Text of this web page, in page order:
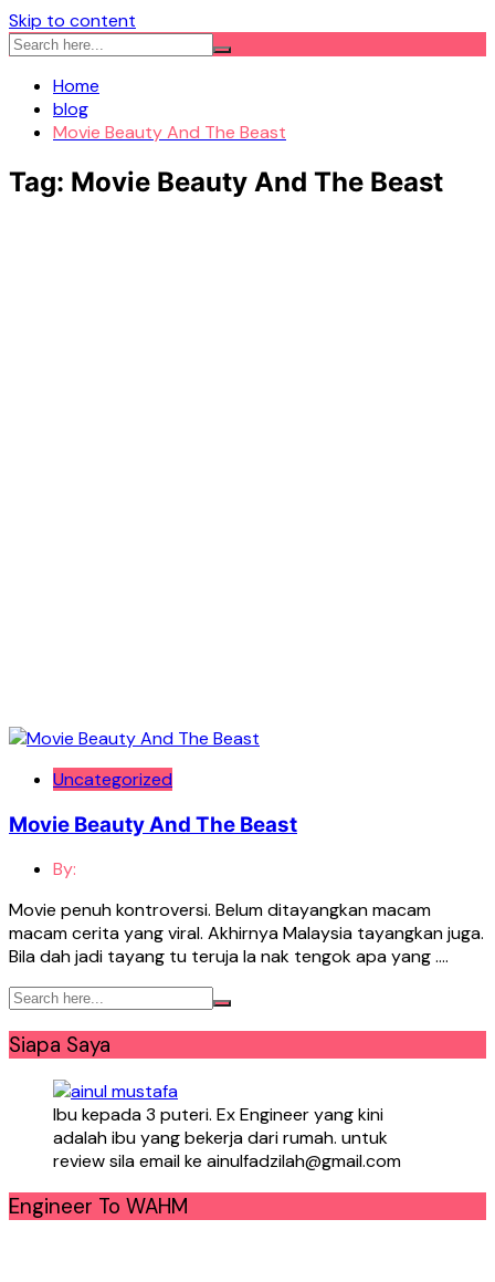
Skip to content
Home
blog
Movie Beauty And The Beast
Tag: Movie Beauty And The Beast
Uncategorized
Movie Beauty And The Beast
By:
Movie penuh kontroversi. Belum ditayangkan macam
macam cerita yang viral. Akhirnya Malaysia tayangkan juga.
Bila dah jadi tayang tu teruja la nak tengok apa yang ….
Siapa Saya
Ibu kepada 3 puteri. Ex Engineer yang kini
adalah ibu yang bekerja dari rumah. untuk
review sila email ke ainulfadzilah@gmail.com
Engineer To WAHM